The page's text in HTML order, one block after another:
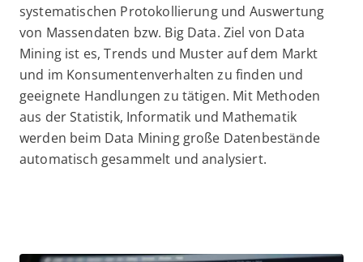
systematischen Protokollierung und Auswertung
von Massendaten bzw. Big Data. Ziel von Data
Mining ist es, Trends und Muster auf dem Markt
und im Konsumentenverhalten zu finden und
geeignete Handlungen zu tätigen. Mit Methoden
aus der Statistik, Informatik und Mathematik
werden beim Data Mining große Datenbestände
automatisch gesammelt und analysiert.